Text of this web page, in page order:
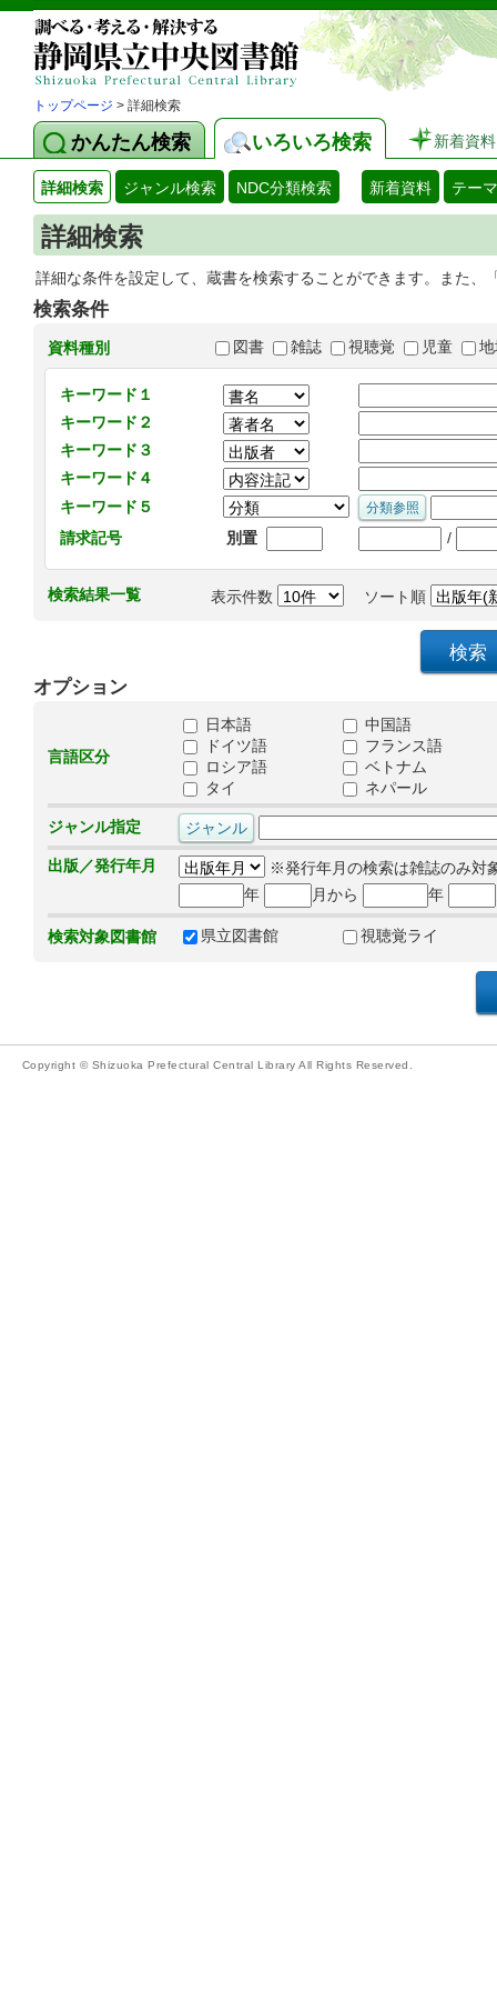
トップページ > 詳細検索
かんたん検索 いろいろ検索 新着資料
詳細検索 ジャンル検索 NDC分類検索 新着資料 テー
詳細検索
詳細な条件を設定して、蔵書を検索することができます。また
検索条件
資料種別 図書 雑誌 視聴覚 児童
キーワード１
キーワード２
キーワード３
キーワード４
キーワード５
請求記号
別置 /
検索結果一覧 表示件数 ソート順
オプション
言語区分
日本語
中国語
ドイツ語
フランス語
ロシア語
ベトナム
タイ
ネパール
ジャンル指定
出版／発行年月
※発行年月の検索は雑誌のみ対
年
月から 年
検索対象図書館 県立図書館 視聴覚ライ
Copyright © Shizuoka Prefectural Central Library All Rights Reserved.